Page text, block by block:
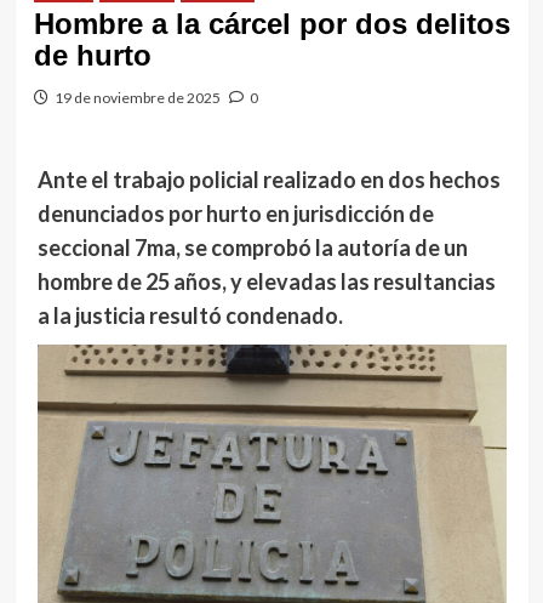
Hombre a la cárcel por dos delitos
de hurto
19 de noviembre de 2025 0
Ante el trabajo policial realizado en dos hechos
denunciados por hurto en jurisdicción de
seccional 7ma, se comprobó la autoría de un
hombre de 25 años, y elevadas las resultancias
a la justicia resultó condenado.